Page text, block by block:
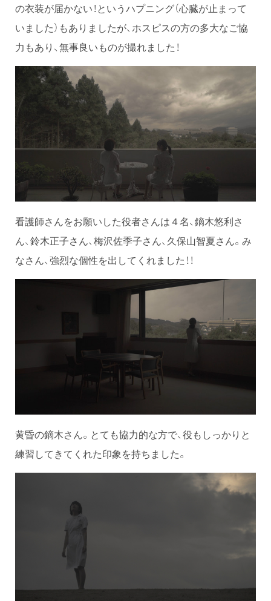
の衣装が届かない！というハプニング（心臓が止まって
いました）もありましたが、ホスピスの方の多大なご協
力もあり、無事良いものが撮れました！
看護師さんをお願いした役者さんは４名、鏑木悠利さ
ん、鈴木正子さん、梅沢佐季子さん、久保山智夏さん。み
なさん、強烈な個性を出してくれました！！
黄昏の鏑木さん。とても協力的な方で、役もしっかりと
練習してきてくれた印象を持ちました。